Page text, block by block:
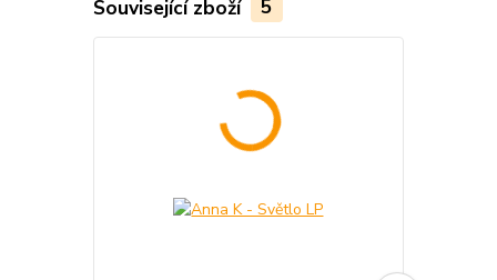
Související zboží 5